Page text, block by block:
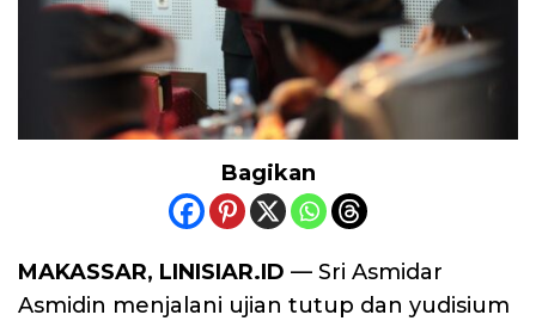
Bagikan
MAKASSAR, LINISIAR.ID — Sri Asmidar
Asmidin menjalani ujian tutup dan yudisium